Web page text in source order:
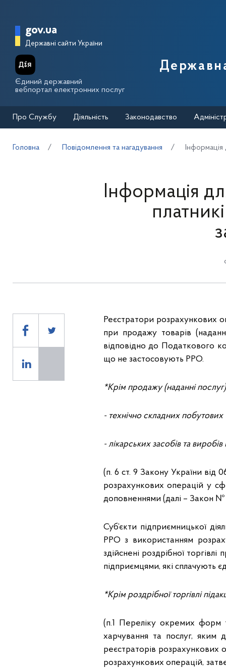
Головна сторінка Державної
gov.ua
Державні сайти України
Єдиний державний
вебпортал електронних послуг
Про Службу Діяльність Законодавство
Головна Повідомлення та нагадування
Інформація
Реєстратори розрахункових
при продажу товарів
відповідно до Податкового
що не застосовують РРО.
*Крім продажу (наданні
- технічно складних побутових
- лікарських засобів та
(п. 6 ст. 9 Закону України від
розрахункових операцій у
доповненнями (далі – Закон №
Суб’єкти підприємницької
РРО з використанням
здійснені роздрібної
підприємцями, які сплачують
*Крім роздрібної торгівлі
(п.1 Переліку окремих форм
харчування та послуг, яким
реєстраторів розрахункових
розрахункових операцій,